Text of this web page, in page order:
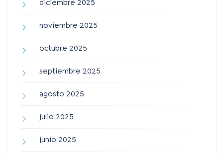
diciembre 2025
noviembre 2025
octubre 2025
septiembre 2025
agosto 2025
julio 2025
junio 2025